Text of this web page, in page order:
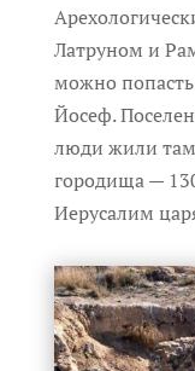
Латруном и
можно
Йосеф.
люди жили
городища —
Иерусалим